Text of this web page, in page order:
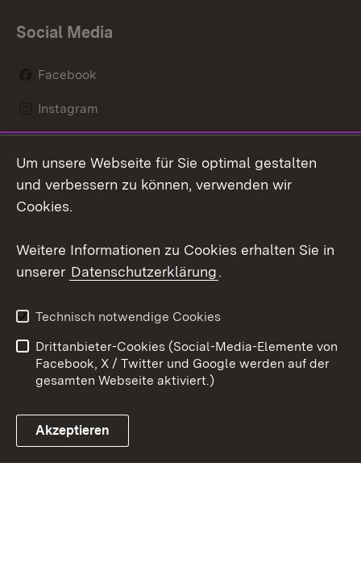
Social Media
Facebook
Instagram
Mastodon
Youtube
Link zum Landesportal
Kontakt
Datenschutz
Barrierefreiheit
Impressum Cookies
Um unsere Webseite für Sie optimal gestalten
und verbessern zu können, verwenden wir
Cookies.
Weitere Informationen zu Cookies erhalten Sie in
unserer Datenschutzerklärung.
Technisch notwendige Cookies
Drittanbieter-Cookies (Social-Media-Elemente von
Facebook, X / Twitter und Google werden auf der
gesamten Webseite aktiviert.)
Akzeptieren